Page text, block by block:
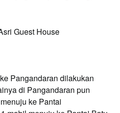
Guest House
Pangandaran dilakukan
di Pangandaran pun
ke Pantai